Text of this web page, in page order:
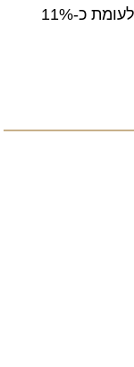
הגידול השנתי הממוצע במספר הנוסעים בחברות הישראליות בין 2013-2017 היה כ-8% לעומת כ-11%